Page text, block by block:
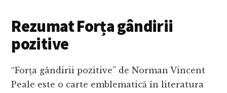
Rezumat Forța gândirii
pozitive
“Forța gândirii pozitive” de Norman Vincent
Peale este o carte emblematică în literatura